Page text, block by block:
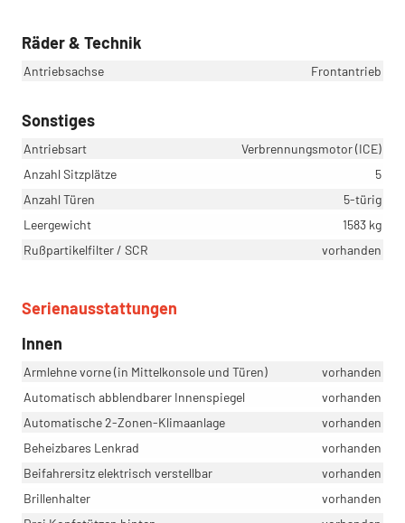
Räder & Technik
Antriebsachse Frontantrieb
Sonstiges
Antriebsart
Verbrennungsmotor (ICE)
Anzahl Sitzplätze
5
Anzahl Türen
5-türig
Leergewicht
1583 kg
Rußpartikelfilter / SCR
vorhanden
Serienausstattungen
Innen
Armlehne vorne (in Mittelkonsole und Türen)
vorhanden
Automatisch abblendbarer Innenspiegel
vorhanden
Automatische 2-Zonen-Klimaanlage
vorhanden
Beheizbares Lenkrad
vorhanden
Beifahrersitz elektrisch verstellbar
vorhanden
Brillenhalter
vorhanden